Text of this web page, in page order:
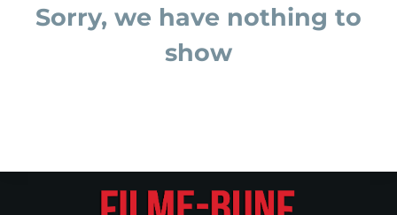
Sorry, we have nothing to
show